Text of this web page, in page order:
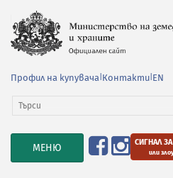
Профил на купувача Контакти EN
TOGGLE
NAVIGATION
МЕНЮ СИГНАЛ
или